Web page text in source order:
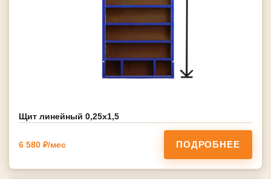
Щит линейный 0,25х1,5
6 580 ₽/мес ПОДРОБНЕЕ